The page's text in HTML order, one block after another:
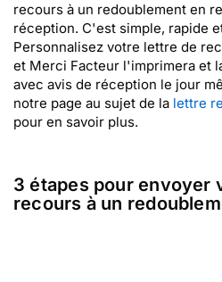
recours à un redoublement en
réception. C'est simple, rapide
Personnalisez votre lettre de
et Merci Facteur l'imprimera et
avec avis de réception le jour
notre page au sujet de la lettre
pour en savoir plus.
3 étapes pour envoyer
recours à un